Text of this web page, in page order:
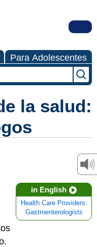
Para Adolescentes
la salud:
in English
Health Care Providers:
Gastroenterologists
.